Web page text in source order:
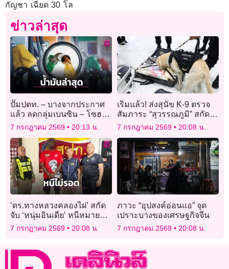
กัญชา เฉียด 30 โล
ข่าวล่าสุด
ปั๊มปตท. – บางจากประกาศ
แล้ว ลดกลุ่มเบนซิน – โซฮอล์
2.51 บาท ดีเซล ลด 2.56 บาท
สนองนายกฯ มีผลพรุ่งนี้
7 กรกฎาคม 2569 20:13 น.
เริ่มแล้ว! ส่งสุนัข K-9 ตรวจ
สัมภาระ “สุวรรณภูมิ” สกัด
ลักลอบขนยาเสพติด
7 กรกฎาคม 2569 20:08 น.
‘ตร.ทางหลวงคลองไผ่’ สกัด
จับ ‘หนุ่มอินเดีย’ หนีหมายจับ
คดีร่วมแก๊งค้าสัตว์ป่าข้าม
7 กรกฎาคม 2569 20:08 น.
ภาวะ “อุปสงค์อ่อนแอ” จุด
เปราะบางของเศรษฐกิจจีน
7 กรกฎาคม 2569 20:08 น.